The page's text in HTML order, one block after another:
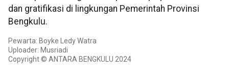
dan gratifikasi di lingkungan Pemerintah Provinsi
Bengkulu.
Pewarta: Boyke Ledy Watra
Uploader: Musriadi
Copyright © ANTARA BENGKULU 2024